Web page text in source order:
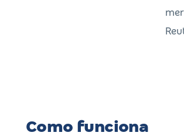
Como funciona